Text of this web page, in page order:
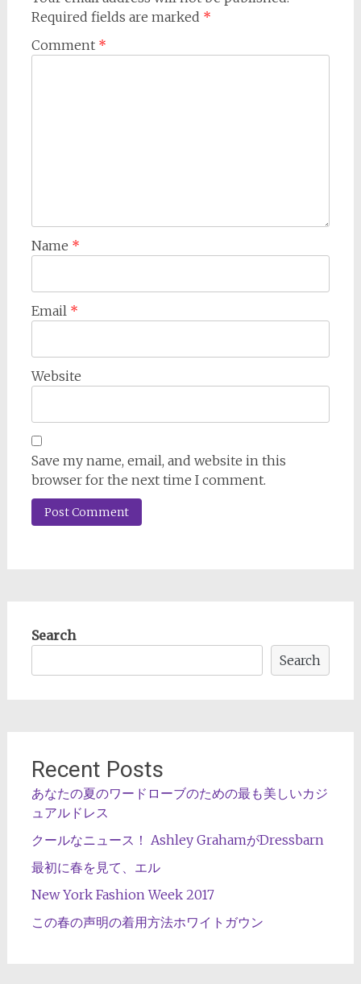
Required fields are marked *
Comment *
Name *
Email *
Website
Save my name, email, and website in this
browser for the next time I comment.
Search
Search
Recent Posts
あなたの夏のワードローブのための最も美しいカジ
ュアルドレス
クールなニュース！ Ashley GrahamがDressbarn
最初に春を見て、エル
New York Fashion Week 2017
この春の声明の着用方法ホワイトガウン